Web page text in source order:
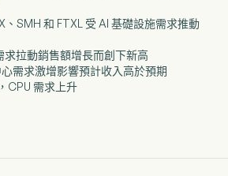
、SMH 和 FTXL 受 AI 基礎設施需求推動
求拉動銷售額增長而創下新高
需求激增影響預計收入高於預期
CPU 需求上升